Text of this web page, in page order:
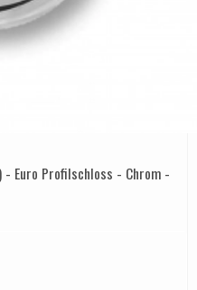
Euro Profilschloss - Chrom -